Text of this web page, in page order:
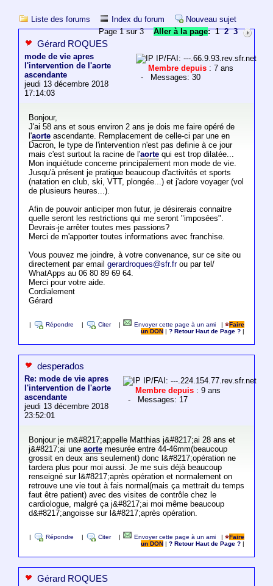
Liste des forums Index du forum
Nouveau sujet
Page 1 sur 3Aller à la page: 1 2 3
Gérard ROQUES
mode de vie apres
l'intervention de l'aorte
ascendante
jeudi 13 décembre 2018
17:14:03
IP/FAI: ---.66.9.93.rev.sfr.net
Membre depuis : 7 ans
- Messages: 30
Bonjour,
J'ai 58 ans et sous environ 2 ans je dois me faire opéré de
l'aorteascendante. Remplacement de celle-ci par une en
Dacron, le type de l'intervention n'est pas definie à ce jour
mais c'est surtout la racine de l'aortequi est trop dilatée...
Mon inquiétude concerne principalement mon mode de vie.
Jusqu'à présent je pratique beaucoup d'activités et sports
(natation en club, ski, VTT, plongée...) et j'adore voyager (vol
de plusieurs heures...).
Afin de pouvoir anticiper mon futur, je désirerais connaitre
quelle seront les restrictions qui me seront "imposées".
Devrais-je arrêter toutes mes passions?
Merci de m'apporter toutes informations avec franchise.
Vous pouvez me joindre, à votre convenance, sur ce site ou
directement par email gerardroques@sfr.frou par tel/
WhatApps au 06 80 89 69 64.
Merci pour votre aide.
Cordialement
Gérard
Répondre Citer Envoyer cette page à un ami |
Faire
un DON
|? Retour Haut de Page ?
desperados
Re: mode de vie apres
l'intervention de l'aorte
ascendante
jeudi 13 décembre 2018
23:52:01
IP/FAI: ---.224.154.77.rev.sfr.net
Membre depuis : 9 ans
- Messages: 17
Bonjour je m&#8217;appelle Matthias j&#8217;ai 28 ans et
j&#8217;ai une aortemesurée entre 44-46mm(beaucoup
grossit en deux ans seulement) donc l&#8217;opération ne
tardera plus pour moi aussi. Je me suis déjà beaucoup
renseigné sur l&#8217;après opération et normalement on
retrouve une vie tout à fais normal(mais ça mettrait du temps
faut être patient) avec des visites de contrôle chez le
cardiologue, malgré ça j&#8217;ai moi même beaucoup
d&#8217;angoisse sur l&#8217;après opération.
Répondre Citer Envoyer cette page à un ami |
Faire
un DON
|? Retour Haut de Page ?
Gérard ROQUES